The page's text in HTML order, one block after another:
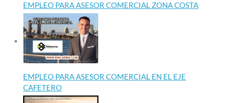
EMPLEO PARA ASESOR COMERCIAL ZONA COSTA
EMPLEO PARA ASESOR COMERCIAL EN EL EJE
CAFETERO